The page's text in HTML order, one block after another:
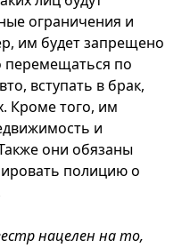
ограничения и
им будет запрещено
перемещаться по
вступать в брак,
Кроме того, им
и
они обязаны
полицию о
нацелен на то,